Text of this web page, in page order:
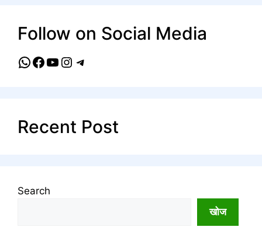
Follow on Social Media
WhatsApp
Facebook
YouTube
Instagram
Telegram
Recent Post
Search
खोज